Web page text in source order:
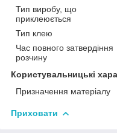
Тип виробу, що
приклеюється
Тип клею
Час повного затвердіння
розчину
Користувальницькі
Призначення матеріалу
Приховати